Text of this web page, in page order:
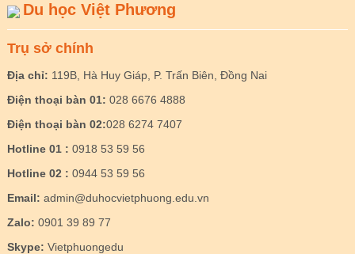
Du học Việt Phương
Trụ sở chính
Địa chỉ: 119B, Hà Huy Giáp, P. Trấn Biên, Đồng Nai
Điện thoại bàn 01: 028 6676 4888
Điện thoại bàn 02:028 6274 7407
Hotline 01 : 0918 53 59 56
Hotline 02 : 0944 53 59 56
Email: admin@duhocvietphuong.edu.vn
Zalo: 0901 39 89 77
Skype: Vietphuongedu